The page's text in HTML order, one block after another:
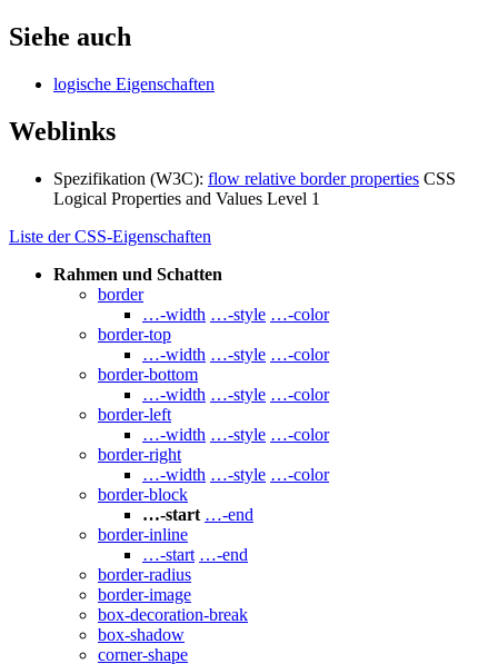
Siehe auch
logische Eigenschaften
Weblinks
Spezifikation (W3C): flow relative border properties CSS
Logical Properties and Values Level 1
Liste der CSS-Eigenschaften
Rahmen und Schatten
border
…-width …-style …-color
border-top
…-width …-style …-color
border-bottom
…-width …-style …-color
border-left
…-width …-style …-color
border-right
…-width …-style …-color
border-block
…-start …-end
border-inline
…-start …-end
border-radius
border-image
box-decoration-break
box-shadow
corner-shape